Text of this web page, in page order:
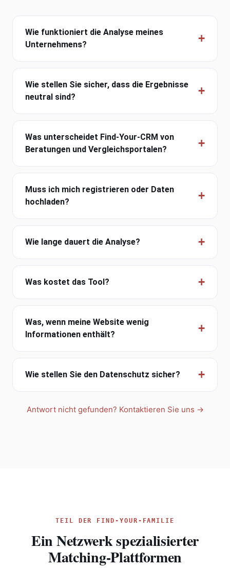
Wie funktioniert die Analyse meines
Unternehmens?
Wie stellen Sie sicher, dass die Ergebnisse
neutral sind?
Was unterscheidet Find-Your-CRM von
Beratungen und Vergleichsportalen?
Muss ich mich registrieren oder Daten
hochladen?
Wie lange dauert die Analyse?
Was kostet das Tool?
Was, wenn meine Website wenig
Informationen enthält?
Wie stellen Sie den Datenschutz sicher?
Antwort nicht gefunden? Kontaktieren Sie uns →
TEIL DER FIND-YOUR-FAMILIE
Ein Netzwerk spezialisierter
Matching-Plattformen